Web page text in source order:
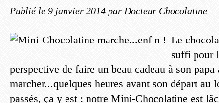
Publié le 9 janvier 2014 par Docteur Chocolatine
Le
suffi pour
perspective de faire un beau cadeau à son
marcher...quelques heures avant son départ au
passés, ça y est : notre Mini-Chocolatine est